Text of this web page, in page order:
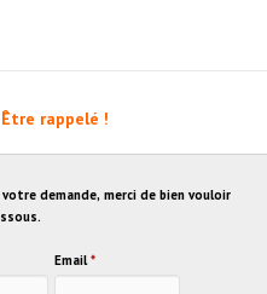
Être rappelé !
demande, merci de bien vouloir
Email *